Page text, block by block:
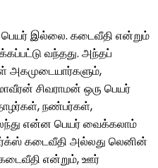
பெயர் இல்லை. கடைவீதி என்றும்
வந்தது. அந்தப்
அகமுடையார்களும்,
சிவராமன் ஒரு பெயர்
நண்பர்கள்,
என்ன பெயர் வைக்கலாம்
கடைவீதி அல்லது லெனின்
கடைவீதி என்றும், ஊர்